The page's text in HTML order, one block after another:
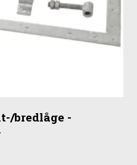
bredlåge -